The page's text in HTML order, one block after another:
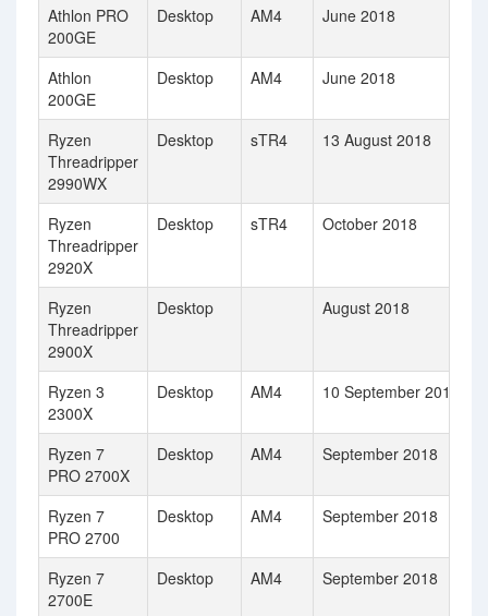
Athlon PRO
200GE
Desktop AM4 June 2018
Athlon
200GE
Desktop AM4 June 2018
Ryzen
Threadripper
2990WX
Desktop sTR4 13 August 2018
Ryzen
Threadripper
2920X
Desktop sTR4 October 2018
Ryzen
Threadripper
2900X
Desktop August 2018
Ryzen 3
2300X
Desktop AM4 10 September 2018
Ryzen 7
PRO 2700X
Desktop AM4 September 2018
Ryzen 7
PRO 2700
Desktop AM4 September 2018
Ryzen 7
2700E
Desktop AM4 September 2018